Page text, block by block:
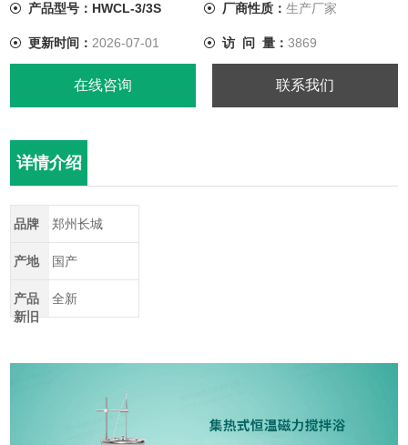
产品型号：HWCL-3/3S 厂商性质： 生产厂家
更新时间： 2026-07-01 访 问 量： 3869
在线咨询 联系我们
详情介绍
品牌 郑州长城
产地 国产
产品
新旧
全新